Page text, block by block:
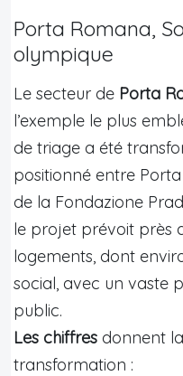
Porta Romana,
olympique
Le secteur de Porta
l’exemple le plus
de triage a été
positionné entre
de la Fondazione
le projet prévoit près
logements, dont
social, avec un vaste
public.
Les chiffres donnent
transformation :